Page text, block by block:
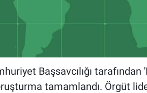
Başsavcılığı
tamamlandı. Örgüt